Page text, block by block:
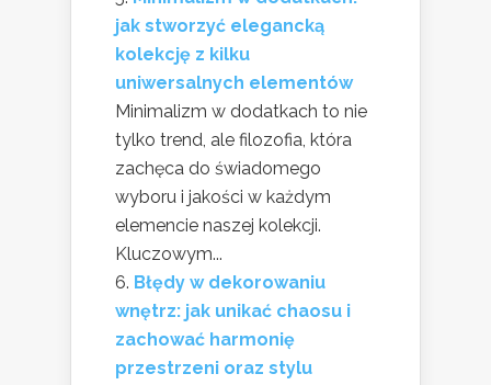
jak stworzyć elegancką
kolekcję z kilku
uniwersalnych elementów
Minimalizm w dodatkach to nie
tylko trend, ale filozofia, która
zachęca do świadomego
wyboru i jakości w każdym
elemencie naszej kolekcji.
Kluczowym...
Błędy w dekorowaniu
wnętrz: jak unikać chaosu i
zachować harmonię
przestrzeni oraz stylu